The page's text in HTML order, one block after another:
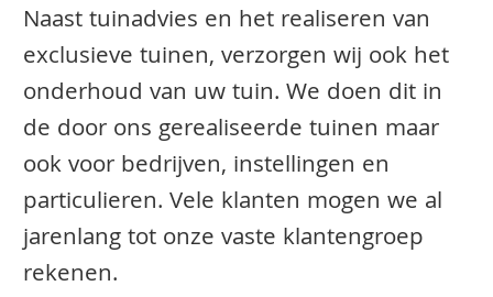
Naast tuinadvies en het realiseren van
exclusieve tuinen, verzorgen wij ook het
onderhoud van uw tuin. We doen dit in
de door ons gerealiseerde tuinen maar
ook voor bedrijven, instellingen en
particulieren. Vele klanten mogen we al
jarenlang tot onze vaste klantengroep
rekenen.